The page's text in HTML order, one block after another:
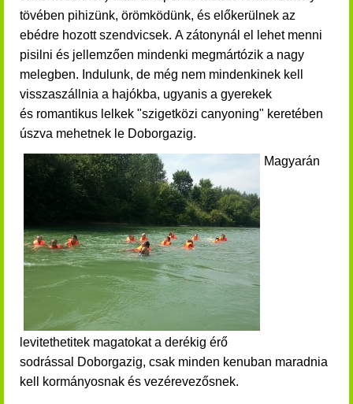
tövében pihizünk, örömködünk, és előkerülnek az
ebédre hozott szendvicsek. A zátonynál el lehet menni
pisilni és jellemzően mindenki megmártózik a nagy
melegben. Indulunk, de még nem mindenkinek kell
visszaszállnia a hajókba, ugyanis a gyerekek
és romantikus lelkek "szigetközi canyoning" keretében
úszva mehetnek le Doborgazig.
Magyarán
levitethetitek magatokat a derékig érő
sodrással Doborgazig, csak minden kenuban maradnia
kell kormányosnak és vezérevezősnek.